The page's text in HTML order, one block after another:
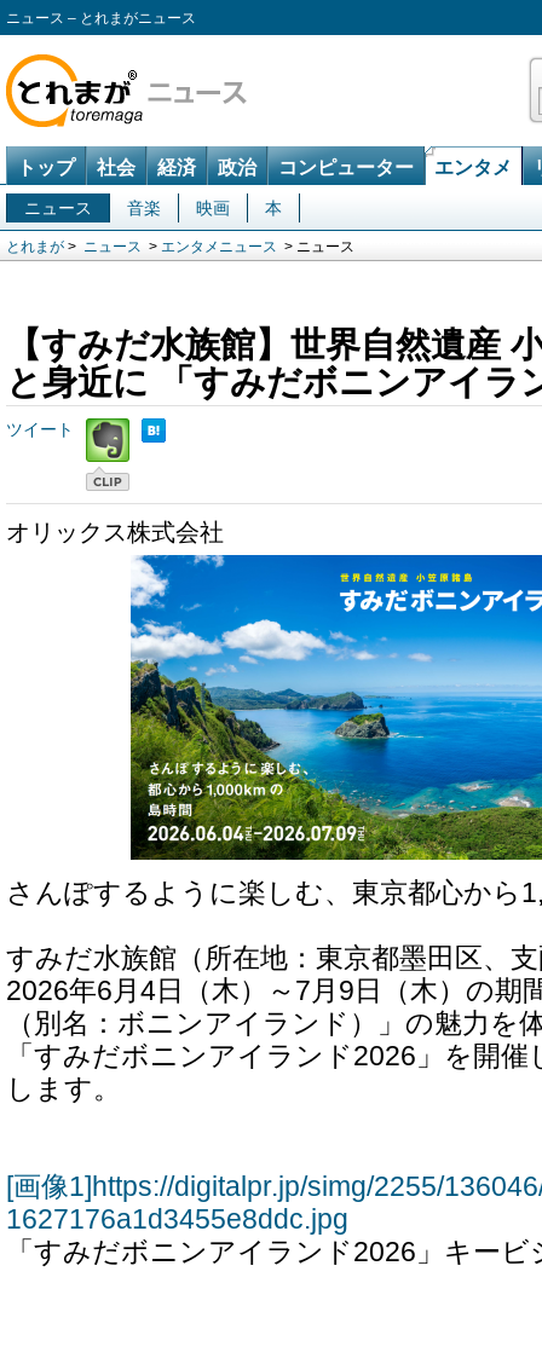
ニュース – とれまがニュース
トップ 社会 経済 政治 コンピューター エンタメ
ニュース 音楽 映画 本
とれまが > ニュース > エンタメニュース > ニュース
【すみだ水族館】世界自然遺産
と身近に 「すみだボニンアイラ
ツイート
オリックス株式会社
さんぽするように楽しむ、東京都心から
すみだ水族館（所在地：東京都墨田区、
2026年6月4日（木）～7月9日（木）の期
（別名：ボニンアイランド）」の魅力を
「すみだボニンアイランド2026」を開
します。
[画像1]https://digitalpr.jp/simg/2255/
1627176a1d3455e8ddc.jpg
「すみだボニンアイランド2026」キービ